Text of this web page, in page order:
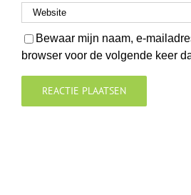
Bewaar mijn naam, e-
browser voor de volgende keer